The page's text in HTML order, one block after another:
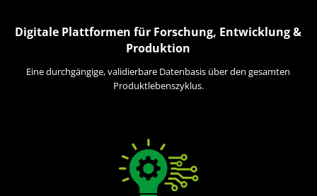
Digitale Plattformen für Forschung, Entwicklung &
Produktion
Eine durchgängige, validierbare Datenbasis über den gesamten
Produktlebenszyklus.